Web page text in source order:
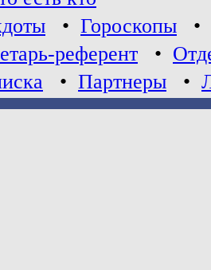
• Гороскопы •
референт •
• Партнеры •